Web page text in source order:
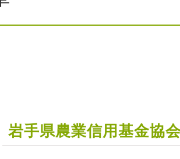
岩手県農業信用基金協